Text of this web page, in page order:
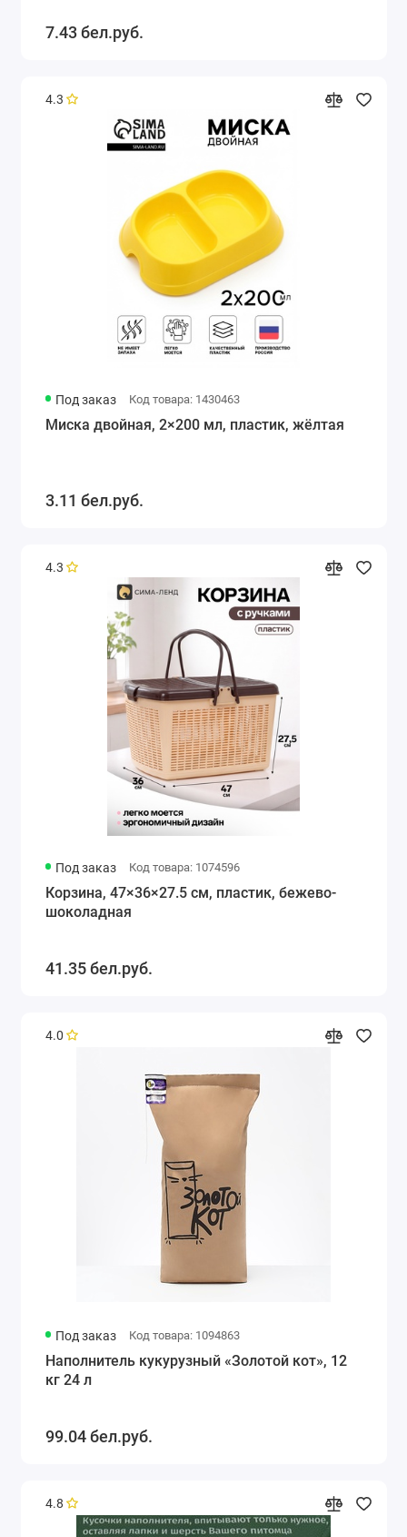
7.43 бел.руб.
4.3
Под заказ Код товара: 1430463
Миска двойная, 2×200 мл, пластик, жёлтая
3.11 бел.руб.
4.3
Под заказ Код товара: 1074596
Корзина, 47×36×27.5 см, пластик, бежево-
шоколадная
41.35 бел.руб.
4.0
Под заказ Код товара: 1094863
Наполнитель кукурузный «Золотой кот», 12
кг 24 л
99.04 бел.руб.
4.8